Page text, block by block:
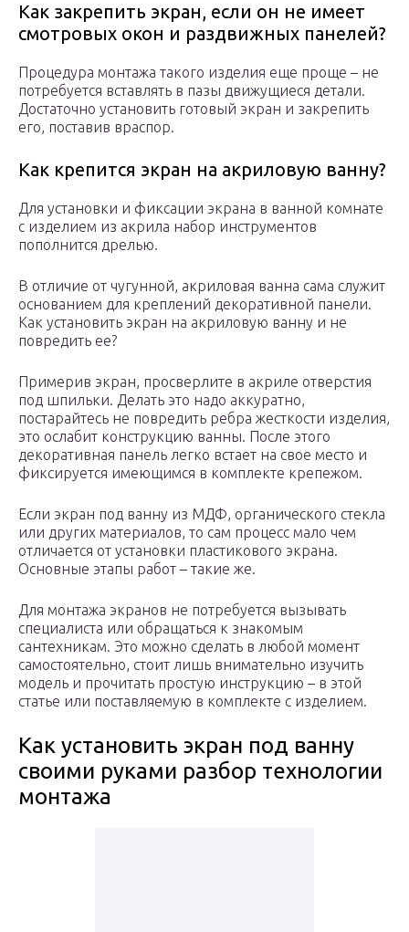
Как закрепить экран, если он не имеет
смотровых окон и раздвижных панелей?
Процедура монтажа такого изделия еще проще – не
потребуется вставлять в пазы движущиеся детали.
Достаточно установить готовый экран и закрепить
его, поставив враспор.
Как крепится экран на акриловую ванну?
Для установки и фиксации экрана в ванной комнате
с изделием из акрила набор инструментов
пополнится дрелью.
В отличие от чугунной, акриловая ванна сама служит
основанием для креплений декоративной панели.
Как установить экран на акриловую ванну и не
повредить ее?
Примерив экран, просверлите в акриле отверстия
под шпильки. Делать это надо аккуратно,
постарайтесь не повредить ребра жесткости изделия,
это ослабит конструкцию ванны. После этого
декоративная панель легко встает на свое место и
фиксируется имеющимся в комплекте крепежом.
Если экран под ванну из МДФ, органического стекла
или других материалов, то сам процесс мало чем
отличается от установки пластикового экрана.
Основные этапы работ – такие же.
Для монтажа экранов не потребуется вызывать
специалиста или обращаться к знакомым
сантехникам. Это можно сделать в любой момент
самостоятельно, стоит лишь внимательно изучить
модель и прочитать простую инструкцию – в этой
статье или поставляемую в комплекте с изделием.
Как установить экран под ванну
своими руками разбор технологии
монтажа